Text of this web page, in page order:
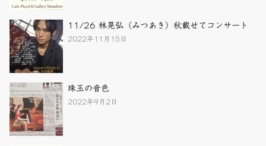
11/26 林晃弘（みつあき）秋載せてコンサート
2022年11月15日
珠玉の音色
2022年9月2日